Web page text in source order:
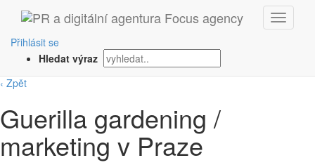
Přihlásit se
Hledat výraz
‹ Zpět
Guerilla gardening /
marketing v Praze